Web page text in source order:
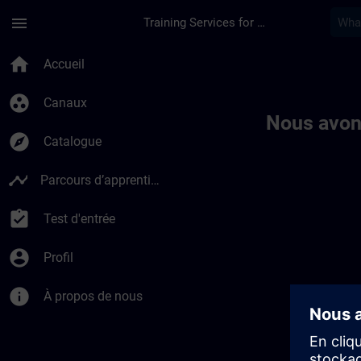
menu Training Services for Digital Industries
home Accueil
group_work Canaux
explore Catalogue
timeline Parcours d’apprentissage
assignment_turned_in Test d'entrée
account_circle Profil
info À propos de nous
Nous